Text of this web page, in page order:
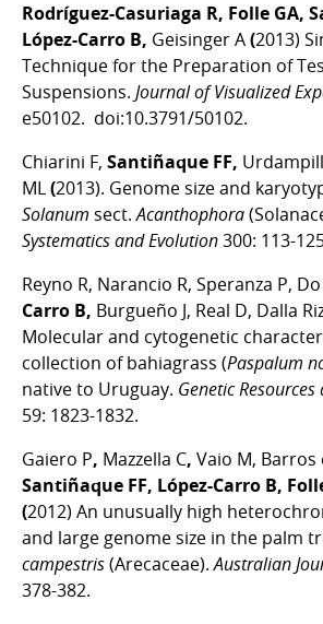
Rodríguez-Casuriaga R, Folle GA,
López-Carro B, Geisinger A(2013)
Technique for the Preparation of
Suspensions. Journal of Visualized
e50102. doi:10.3791/50102.
Chiarini F, Santiñaque FF,
ML(2013). Genome size and
Solanum sect.Acanthophora
Systematics and Evolution300: 113-
Reyno R, Narancio R, Speranza P, Do
Carro B, Burgueño J, Real D, Dalla
Molecular and cytogenetic
collection of bahiagrass (Paspalum
native to Uruguay. Genetic
59: 1823-1832.
Gaiero P, Mazzella C, Vaio M, Barros
Santiñaque FF, López-Carro B,
(2012) An unusually high
and large genome size in the palm
campestris(Arecaceae).Australian
378-382.